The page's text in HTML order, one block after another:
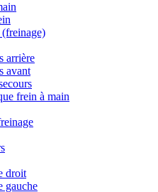
arrière
avant
frein à main
droit
gauche